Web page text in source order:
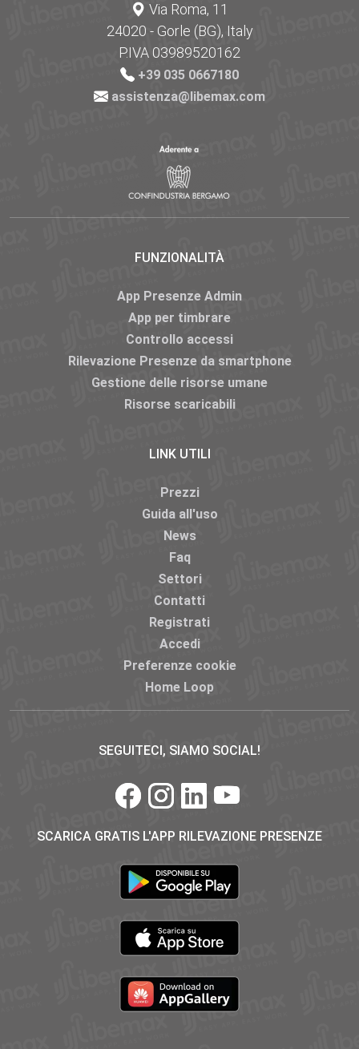
Via Roma, 11
24020 - Gorle (BG), Italy
P.IVA 03989520162
+39 035 0667180
assistenza@libemax.com
FUNZIONALITÀ
App Presenze Admin
App per timbrare
Controllo accessi
Rilevazione Presenze da smartphone
Gestione delle risorse umane
Risorse scaricabili
LINK UTILI
Prezzi
Guida all'uso
News
Faq
Settori
Contatti
Registrati
Accedi
Preferenze cookie
Home Loop
SEGUITECI, SIAMO SOCIAL!
SCARICA GRATIS L'APP RILEVAZIONE PRESENZE